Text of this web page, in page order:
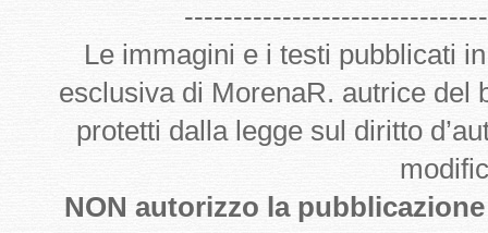
Le immagini e i testi pubblicati
esclusiva di MorenaR. autrice del
protetti dalla legge sul diritto
NON autorizzo la